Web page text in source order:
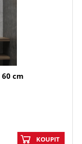
60 cm
KOUPIT